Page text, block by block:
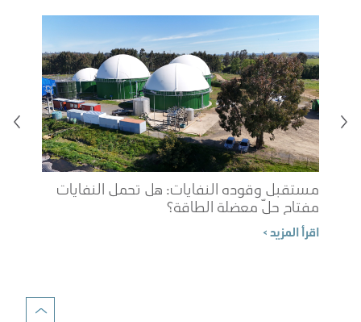
مستقبل وقوده النفايات: هل تحمل النفايات
مفتاح حلّ معضلة الطاقة؟
اقرأ المزيد >